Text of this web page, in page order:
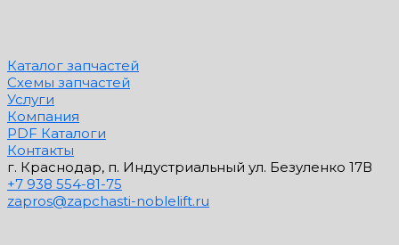
Каталог запчастей
Схемы запчастей
Услуги
Компания
PDF Каталоги
Контакты
г. Краснодар, п. Индустриальный ул. Безуленко 17В
+7 938 554-81-75
zapros@zapchasti-noblelift.ru